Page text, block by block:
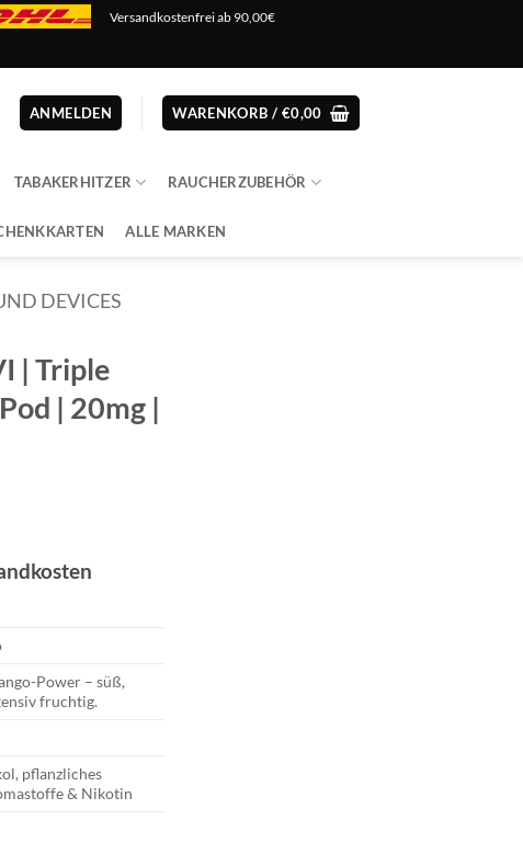
Versandkostenfrei ab 90,00€
ANMELDEN WARENKORB / €0,00
TABAKERHITZER RAUCHERZUBEHÖR
ALLE MARKEN
DEVICES
| Triple
| 20mg |
Power – süß,
fruchtig.
pflanzliches
& Nikotin